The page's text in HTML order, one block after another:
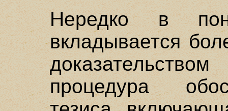
Нередко в
вкладывается
процедура